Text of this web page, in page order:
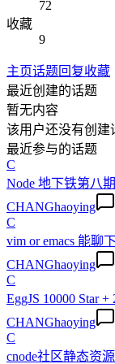
72
收藏
9
主页话题回复收藏
最近创建的话题
暂无内容
该用户还没有创建
最近参与的话题
C
Node 地下铁第八
CHANGhaoying
C
vim or emacs 能聊
CHANGhaoying
C
EggJS 10000 Star
CHANGhaoying
C
cnode社区静态资